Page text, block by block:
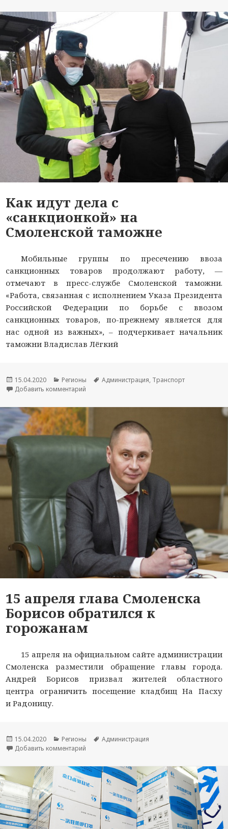
Как идут дела с
«санкционкой» на
Смоленской таможне
Мобильные группы по пресечению ввоза
санкционных товаров продолжают работу, —
отмечают в пресс-службе Смоленской таможни.
«Работа, связанная с исполнением Указа Президента
Российской Федерации по борьбе с ввозом
санкционных товаров, по-прежнему является для
нас одной из важных», – подчеркивает начальник
таможни Владислав Лёгкий
Опубликовано
15.04.2020 Рубрики
Регионы Метки
Администрация, Транспорт
Добавить комментарий
15 апреля глава Смоленска
Борисов обратился к
горожанам
15 апреля на официальном сайте администрации
Смоленска разместили обращение главы города.
Андрей Борисов призвал жителей областного
центра ограничить посещение кладбищ На Пасху
и Радоницу.
Опубликовано
15.04.2020 Рубрики
Регионы Метки
Администрация
Добавить комментарий